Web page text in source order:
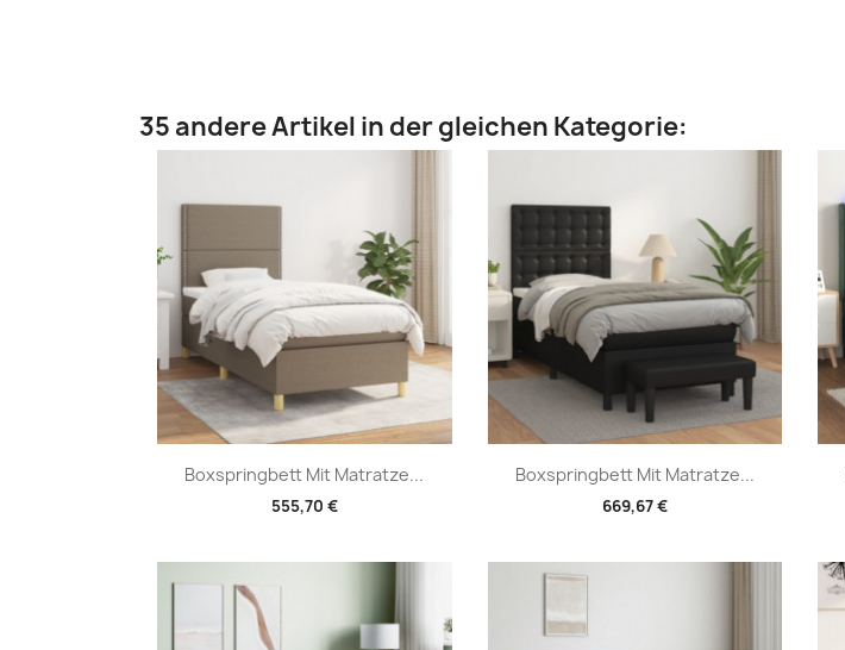
35 andere Artikel in der gleichen Kategorie:
Boxspringbett Mit Matratze...
555,70 €
Vorschau Boxspringbett Mit Matratze...
669,67 €
Vorschau